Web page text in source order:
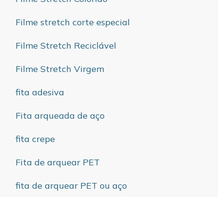
Filme stretch corte especial
Filme Stretch Reciclável
Filme Stretch Virgem
fita adesiva
Fita arqueada de aço
fita crepe
Fita de arquear PET
fita de arquear PET ou aço